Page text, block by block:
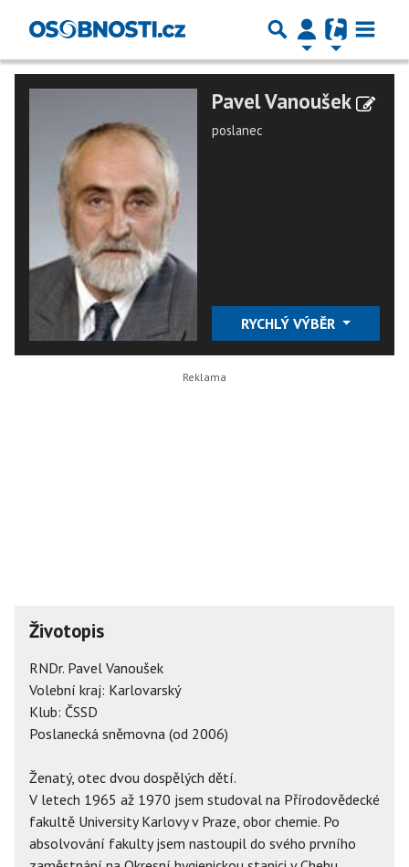
Pavel Vanoušek
poslanec
RYCHLÝ VÝBĚR
Životopis
RNDr. Pavel Vanoušek
Volební kraj: Karlovarský
Klub: ČSSD
Poslanecká sněmovna (od 2006)
Ženatý, otec dvou dospělých dětí.
V letech 1965 až 1970 jsem studoval na Přírodovědecké
fakultě University Karlovy v Praze, obor chemie. Po
absolvování fakulty jsem nastoupil do svého prvního